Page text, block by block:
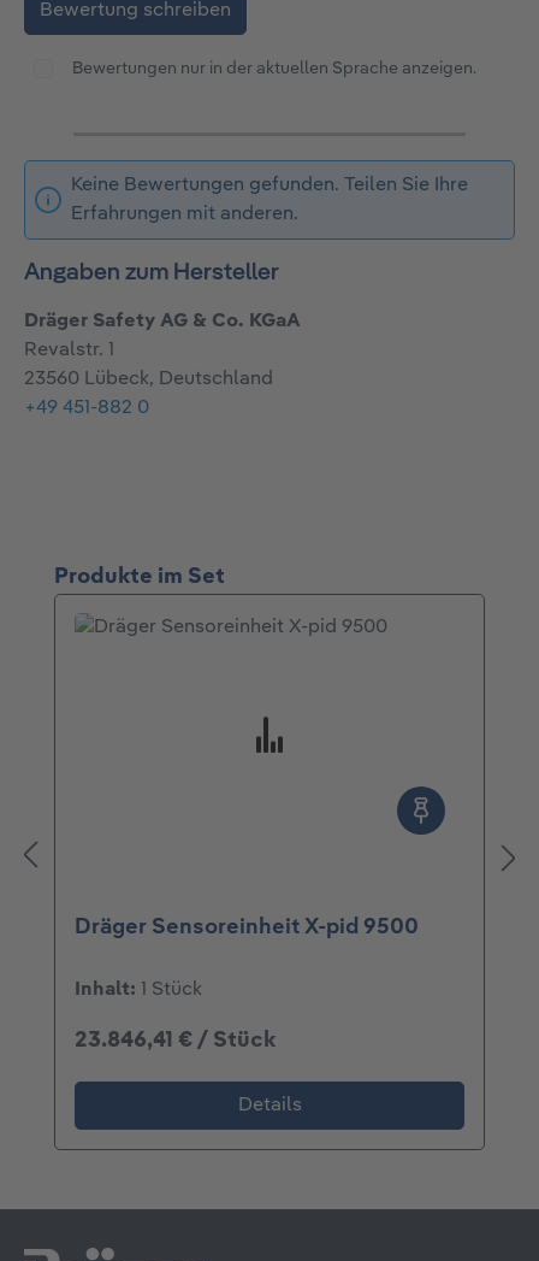
Bewertung schreiben
Bewertungen nur in der aktuellen Sprache anzeigen.
Keine Bewertungen gefunden. Teilen Sie Ihre
Erfahrungen mit anderen.
Angaben zum Hersteller
Dräger Safety AG & Co. KGaA
Revalstr. 1
23560 Lübeck, Deutschland
+49 451-882 0
Produktgalerie überspringen
Produkte im Set
Dräger Sensoreinheit X-pid 9500
Inhalt: 1 Stück
23.846,41 € / Stück
Details